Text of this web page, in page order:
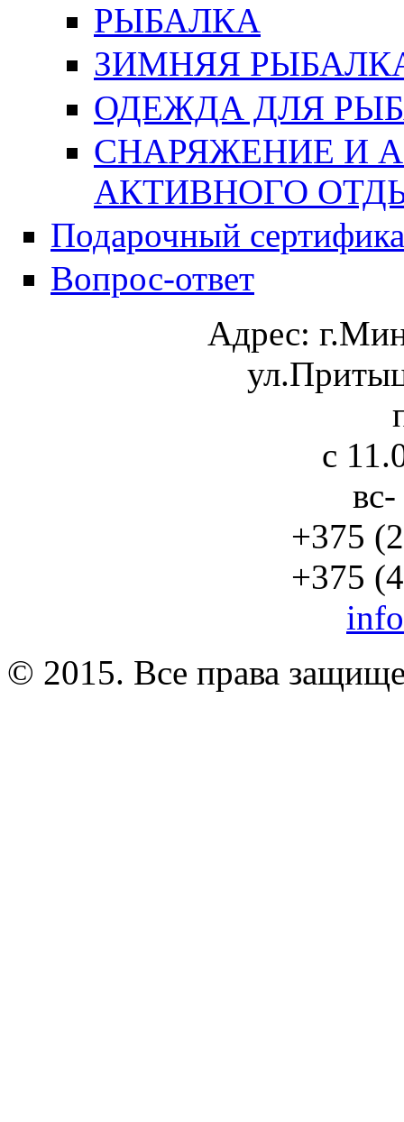
РЫБАЛКА
ЗИМНЯЯ
ОДЕЖДА ДЛЯ
СНАРЯЖЕНИЕ И
АКТИВНОГО
Подарочный
Вопрос-ответ
Адрес:
с
+375
+375
© 2015. Все права